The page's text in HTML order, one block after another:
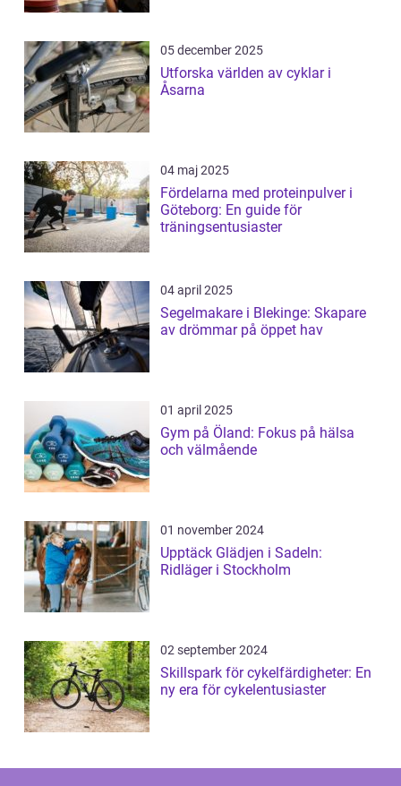
05 december 2025
Utforska världen av cyklar i
Åsarna
04 maj 2025
Fördelarna med proteinpulver i
Göteborg: En guide för
träningsentusiaster
04 april 2025
Segelmakare i Blekinge: Skapare
av drömmar på öppet hav
01 april 2025
Gym på Öland: Fokus på hälsa
och välmående
01 november 2024
Upptäck Glädjen i Sadeln:
Ridläger i Stockholm
02 september 2024
Skillspark för cykelfärdigheter: En
ny era för cykelentusiaster